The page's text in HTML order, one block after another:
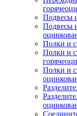
Подвесы
Подвесы
Полки и
Полки и
Полки и